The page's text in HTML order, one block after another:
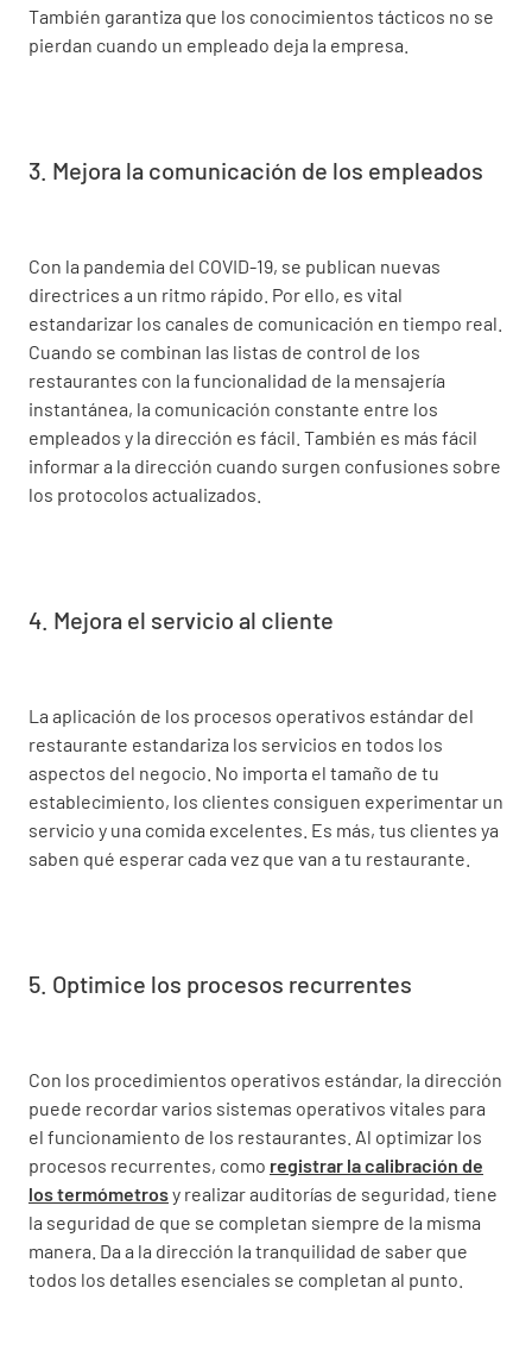
También garantiza que los conocimientos tácticos no se
pierdan cuando un empleado deja la empresa.
3. Mejora la comunicación de los empleados
Con la pandemia del COVID-19, se publican nuevas
directrices a un ritmo rápido. Por ello, es vital
estandarizar los canales de comunicación en tiempo real.
Cuando se combinan las listas de control de los
restaurantes con la funcionalidad de la mensajería
instantánea, la comunicación constante entre los
empleados y la dirección es fácil. También es más fácil
informar a la dirección cuando surgen confusiones sobre
los protocolos actualizados.
4. Mejora el servicio al cliente
La aplicación de los procesos operativos estándar del
restaurante estandariza los servicios en todos los
aspectos del negocio. No importa el tamaño de tu
establecimiento, los clientes consiguen experimentar un
servicio y una comida excelentes. Es más, tus clientes ya
saben qué esperar cada vez que van a tu restaurante.
5. Optimice los procesos recurrentes
Con los procedimientos operativos estándar, la dirección
puede recordar varios sistemas operativos vitales para
el funcionamiento de los restaurantes. Al optimizar los
procesos recurrentes, como registrar la calibración de
los termómetrosy realizar auditorías de seguridad, tiene
la seguridad de que se completan siempre de la misma
manera. Da a la dirección la tranquilidad de saber que
todos los detalles esenciales se completan al punto.